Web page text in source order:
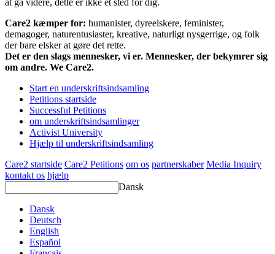
at gå videre, dette er ikke et sted for dig.
Care2 kæmper for: humanister, dyreelskere, feminister,
demagoger, naturentusiaster, kreative, naturligt nysgerrige, og folk
der bare elsker at gøre det rette.
Det er den slags mennesker, vi er. Mennesker, der bekymrer sig
om andre. We Care2.
Start en underskriftsindsamling
Petitions startside
Successful Petitions
om underskriftsindsamlinger
Activist University
Hjælp til underskriftsindsamling
Care2 startside Care2 Petitions om os partnerskaber Media Inquiry
kontakt os hjælp
Dansk
Dansk
Deutsch
English
Español